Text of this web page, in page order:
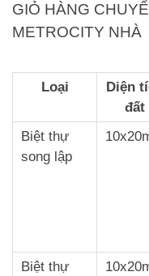
GIỎ HÀNG
METROCITY
Loại
Diện
đất
Biệt thự
song lập
Biệt thự